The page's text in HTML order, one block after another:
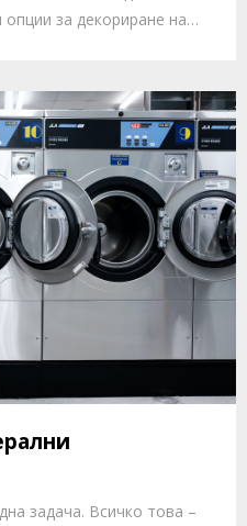
за декориране на…
задача. Всичко това –